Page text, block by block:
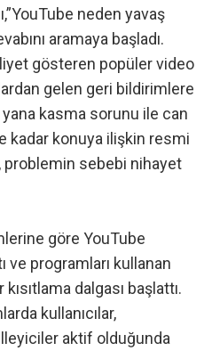
neden yavaş
aramaya başladı.
gösteren popüler video
gelen geri bildirimlere
kasma sorunu ile can
kadar konuya ilişkin resmi
problemin sebebi nihayet
göre YouTube
ve programları kullanan
kısıtlama dalgası başlattı.
kullanıcılar,
aktif olduğunda